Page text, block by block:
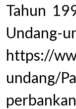
Tahun
Undang-
https://
undang/